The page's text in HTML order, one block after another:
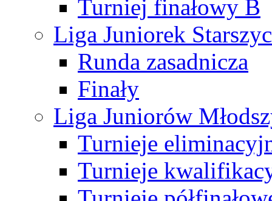
Turniej finałowy B
Liga Juniorek
Runda zasadnicza
Finały
Liga Juniorów
Turnieje
Turnieje